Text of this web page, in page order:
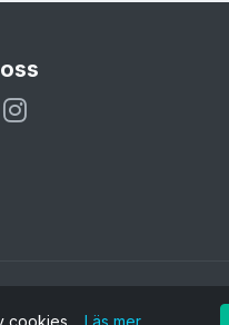
cookies.
Läs mer